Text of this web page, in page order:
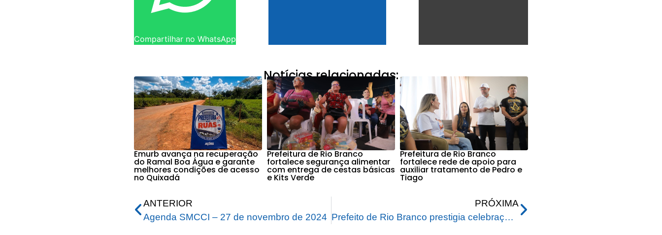
Compartilhar no WhatsApp
Notícias relacionadas:
Emurb avança na recuperação
do Ramal Boa Água e garante
melhores condições de acesso
no Quixadá
Prefeitura de Rio Branco
fortalece segurança alimentar
com entrega de cestas básicas
e Kits Verde
Prefeitura de Rio Branco
fortalece rede de apoio para
auxiliar tratamento de Pedro e
Tiago
ANTERIOR
Agenda SMCCI – 27 de novembro de 2024
PRÓXIMA
Prefeito de Rio Branco prestigia celebração de classificação nacional conquistada por concessionaria no Acre